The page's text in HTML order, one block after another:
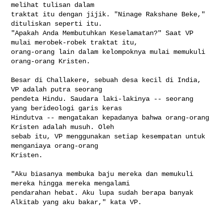
melihat tulisan dalam
traktat itu dengan jijik. "Ninage Rakshane Beke,"
dituliskan seperti itu.
"Apakah Anda Membutuhkan Keselamatan?" Saat VP
mulai merobek-robek traktat itu,
orang-orang lain dalam kelompoknya mulai memukuli
orang-orang Kristen.
Besar di Challakere, sebuah desa kecil di India,
VP adalah putra seorang
pendeta Hindu. Saudara laki-lakinya -- seorang
yang berideologi garis keras
Hindutva -- mengatakan kepadanya bahwa orang-orang
Kristen adalah musuh. Oleh
sebab itu, VP menggunakan setiap kesempatan untuk
menganiaya orang-orang
Kristen.
"Aku biasanya membuka baju mereka dan memukuli
mereka hingga mereka mengalami
pendarahan hebat. Aku lupa sudah berapa banyak
Alkitab yang aku bakar," kata VP.